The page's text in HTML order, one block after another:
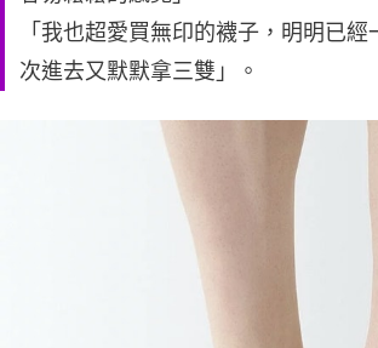
「我也超愛買無印的襪子，明明已
次進去又默默拿三雙」。